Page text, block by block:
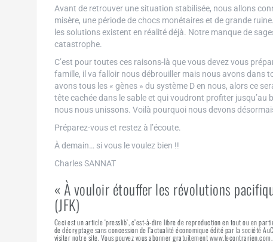
Avant de retrouver une situation stabilisée, nous allons
misère, une période de chocs monétaires et de grande
les solutions existent en réalité déjà. Notre manque de
catastrophe.
C’est pour toutes ces raisons-là que vous devez vous
famille, il va falloir nous débrouiller mais nous avons dans
avons tous les « gènes » du système D en nous, alors ce
tête cachée dans le sable et qui voudront profiter
nous nous unissons. Voilà pourquoi nous devons
Préparez-vous et restez à l’écoute.
À demain… si vous le voulez bien !!
Charles SANNAT
« À vouloir étouffer les révolutions
(JFK)
Ceci est un article ‘presslib’, c’est-à-dire libre de reproduction en tout ou en
de décryptage sans concession de l’actualité économique édité par la société
visiter notre site. Vous pouvez vous abonner gratuitement www.lecontrarien.com.